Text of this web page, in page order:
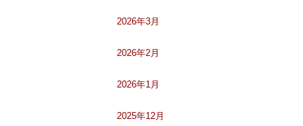
2026年3月
2026年2月
2026年1月
2025年12月